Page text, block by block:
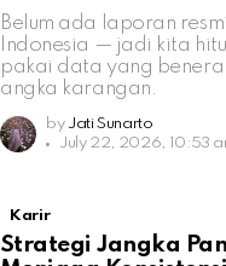
Belum ada laporan
Indonesia — jadi kita
pakai data yang
angka karangan.
by Jati Sunarto
July 22, 2026, 10:53
Karir
Strategi Jangka